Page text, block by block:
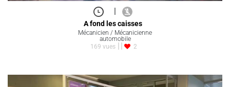
|
A fond les caisses
Mécanicien / Mécanicienne
automobile
169 vues
2